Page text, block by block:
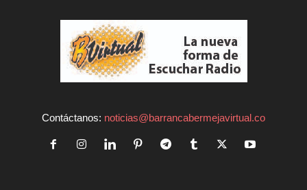
Contáctanos: noticias@barrancabermejavirtual.co